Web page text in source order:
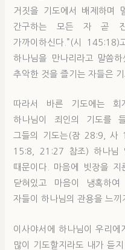
거짓을 기도에서 배제하며
간구하는 모든 자 곧 진
가까이하신다.”(시 145:18)
하나님을 만나리라고 말씀
추악한 것을 즐기는 자들은
따라서 바른 기도에는 회
하나님이 죄인의 기도를
그들의 기도는(잠 28:9, 사
15:8, 21:27 참조) 하나님
때문이다. 마음에 빗장을
닫혀있고 마음이 냉혹하
자들이 하나님의 관용을 느끼
이사야서에 하나님이 우리에
많이 기도할지라도 내가 듣